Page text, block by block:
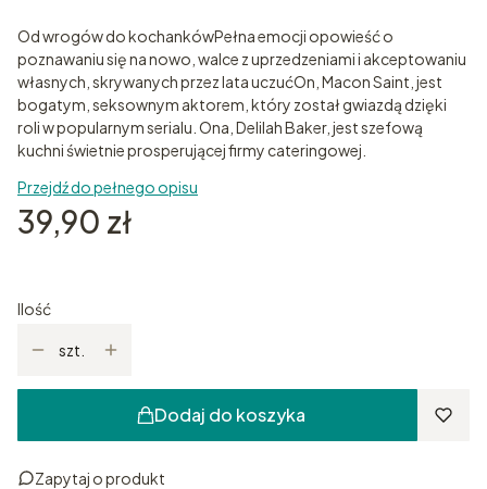
Od wrogów do kochankówPełna emocji opowieść o
poznawaniu się na nowo, walce z uprzedzeniami i akceptowaniu
własnych, skrywanych przez lata uczućOn, Macon Saint, jest
bogatym, seksownym aktorem, który został gwiazdą dzięki
roli w popularnym serialu. Ona, Delilah Baker, jest szefową
kuchni świetnie prosperującej firmy cateringowej.
Przejdź do pełnego opisu
Cena
39,90 zł
Ilość
szt.
Dodaj do koszyka
Zapytaj o produkt